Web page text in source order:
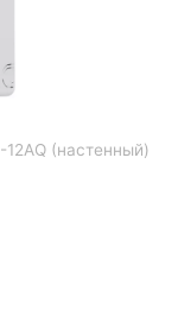
(настенный)